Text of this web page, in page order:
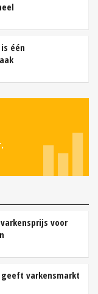
één
voor
varkensmarkt